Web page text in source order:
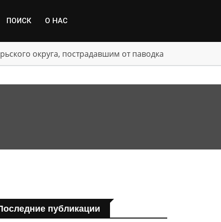
ПОИСК О НАС
округа, пострадавшим от паводка
публикации